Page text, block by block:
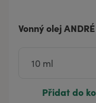
Vonný olej
Přidat do